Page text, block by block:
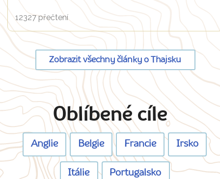
12327 přečtení
Zobrazit všechny články o Thajsku
Oblíbené cíle
Anglie Belgie Francie Irsko
Itálie Portugalsko